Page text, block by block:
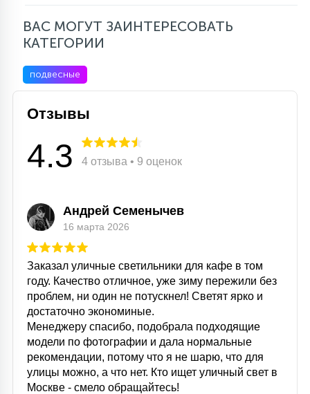
ВАС МОГУТ ЗАИНТЕРЕСОВАТЬ
КАТЕГОРИИ
подвесные
Отзывы
4.3 4 отзыва • 9 оценок
Андрей Семенычев
16 марта 2026
Заказал уличные светильники для кафе в том
году. Качество отличное, уже зиму пережили без
проблем, ни один не потускнел! Светят ярко и
достаточно экономиные.
Менеджеру спасибо, подобрала подходящие
модели по фотографии и дала нормальные
рекомендации, потому что я не шарю, что для
улицы можно, а что нет. Кто ищет уличный свет в
Москве - смело обращайтесь!